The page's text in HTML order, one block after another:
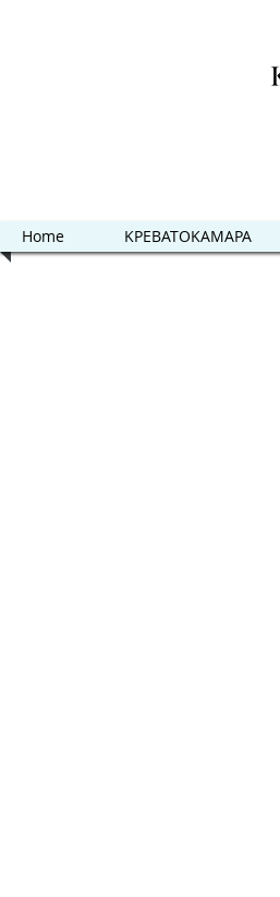
Home ΚΡΕΒΑΤΟΚΑΜΑΡΑ